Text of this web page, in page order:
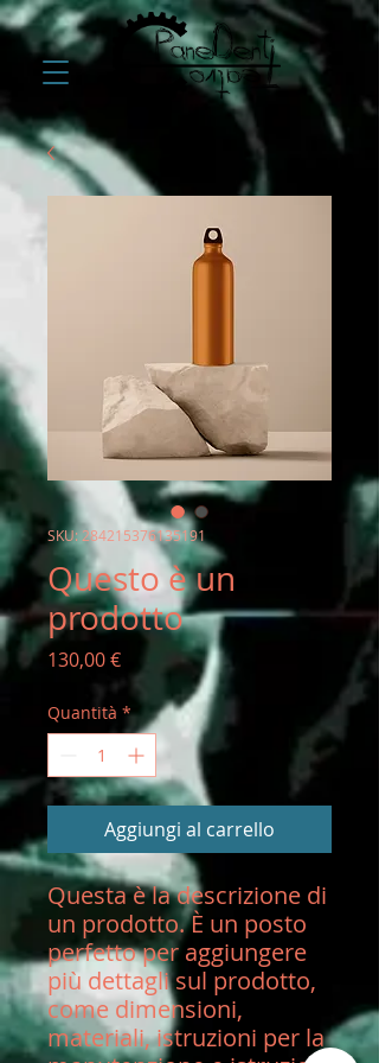
SKU: 284215376135191
Questo è un
prodotto
130,00 €Prezzo
Quantità *
Aggiungi al carrello
Questa è la descrizione di
un prodotto. È un posto
perfetto per aggiungere
più dettagli sul prodotto,
come dimensioni,
materiali, istruzioni per la